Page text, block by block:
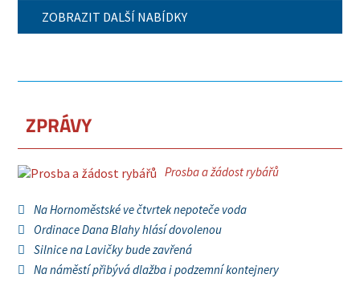
ZOBRAZIT DALŠÍ NABÍDKY
ZPRÁVY
Prosba a žádost rybářů
Na Hornoměstské ve čtvrtek nepoteče voda
Ordinace Dana Blahy hlásí dovolenou
Silnice na Lavičky bude zavřená
Na náměstí přibývá dlažba i podzemní kontejnery